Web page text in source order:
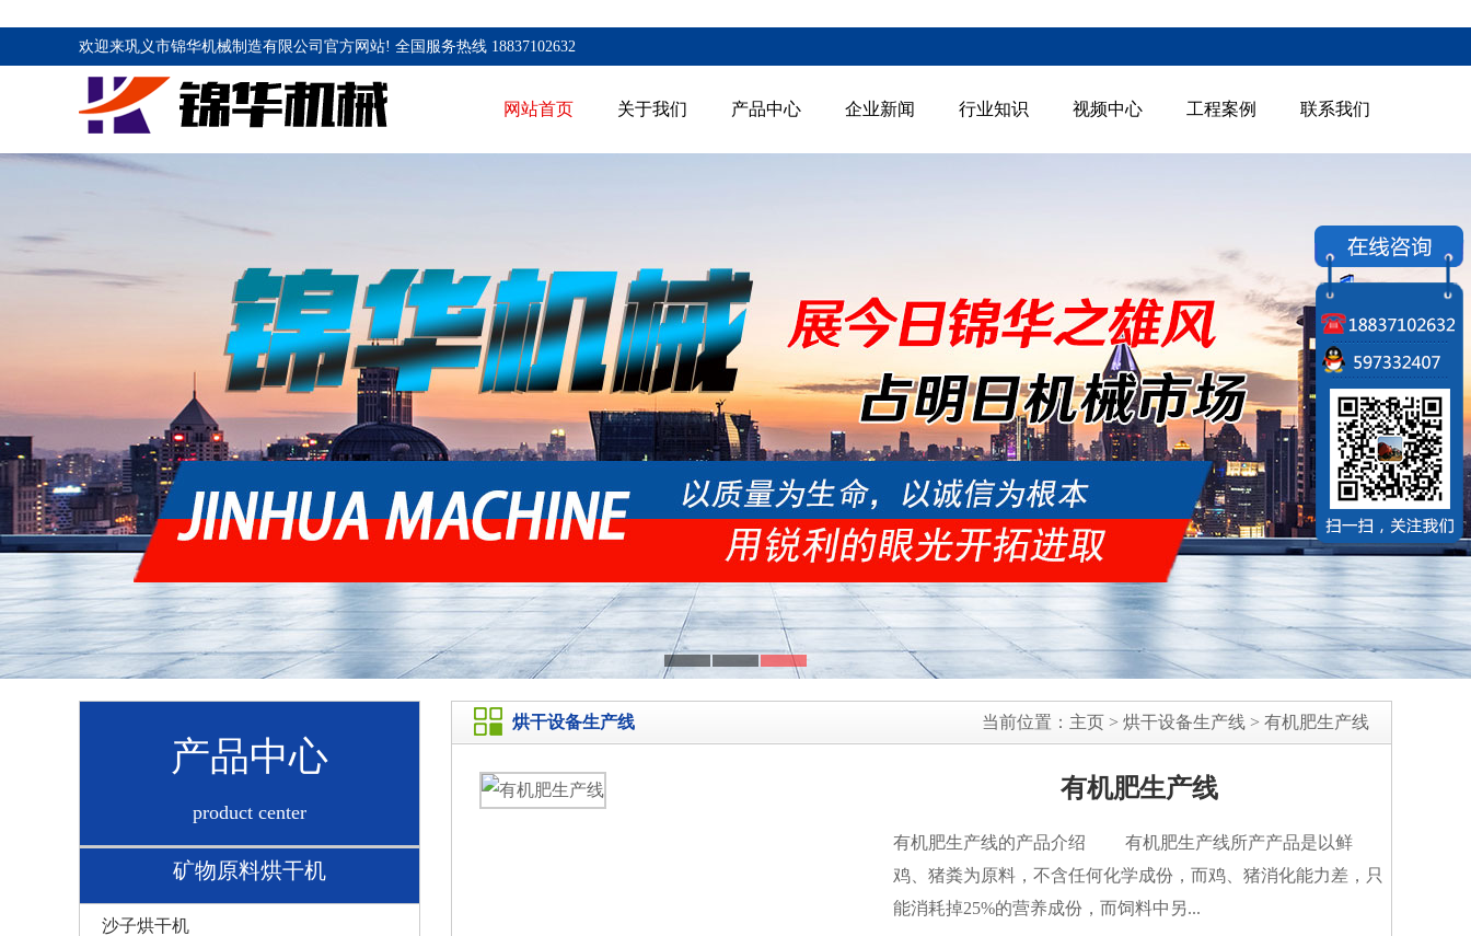
欢迎来巩义市锦华机械制造有限公司官方网站! 全国服务热线 18837102632
网站首页 关于我们 产品中心 企业新闻 行业知识 视频中心 工程案例 联系我们
产品中心
product center
矿物原料烘干机
沙子烘干机
烘干设备生产线 当前位置： 主页 > 烘干设备生产线 > 有机肥生产线
有机肥生产线
有机肥生产线的产品介绍 有机肥生产线所产产品是以鲜
鸡、猪粪为原料，不含任何化学成份，而鸡、猪消化能力差，只
能消耗掉25%的营养成份，而饲料中另...